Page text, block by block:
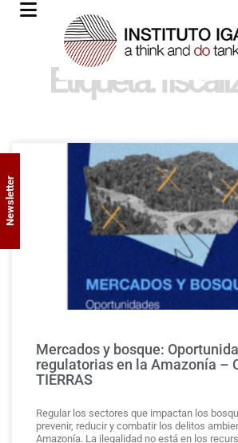
Etiqueta:
Mercados y bosque:
regulatorias en la Amazonía –
TIERRAS
Regular los sectores que impactan los
prevenir, reducir y combatir los delitos
Amazonía. La ilegalidad no está en los
Newsletter